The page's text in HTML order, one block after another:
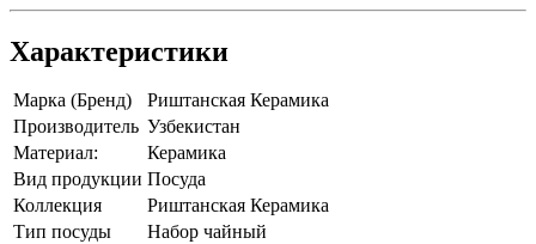
Характеристики
Марка (Бренд)
Риштанская Керамика
Производитель Узбекистан
Материал:
Керамика
Вид продукции Посуда
Коллекция
Риштанская Керамика
Тип посуды
Набор чайный